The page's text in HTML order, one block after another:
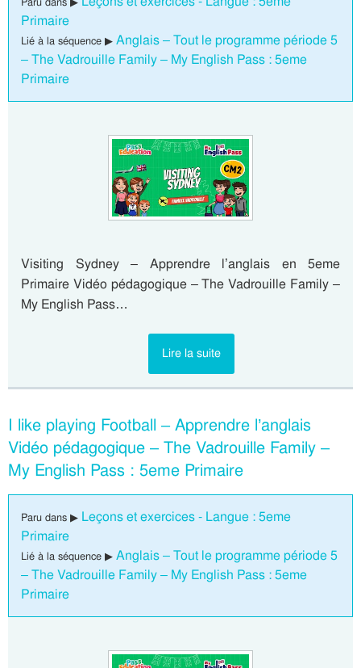
Primaire
Lié à la séquence ▶ Anglais – Tout le programme période 5
– The Vadrouille Family – My English Pass : 5eme
Primaire
Visiting Sydney – Apprendre l’anglais en 5eme
Primaire Vidéo pédagogique – The Vadrouille Family –
My English Pass…
Lire la suite
I like playing Football – Apprendre l’anglais
Vidéo pédagogique – The Vadrouille Family –
My English Pass : 5eme Primaire
Paru dans ▶ Leçons et exercices - Langue : 5eme
Primaire
Lié à la séquence ▶ Anglais – Tout le programme période 5
– The Vadrouille Family – My English Pass : 5eme
Primaire